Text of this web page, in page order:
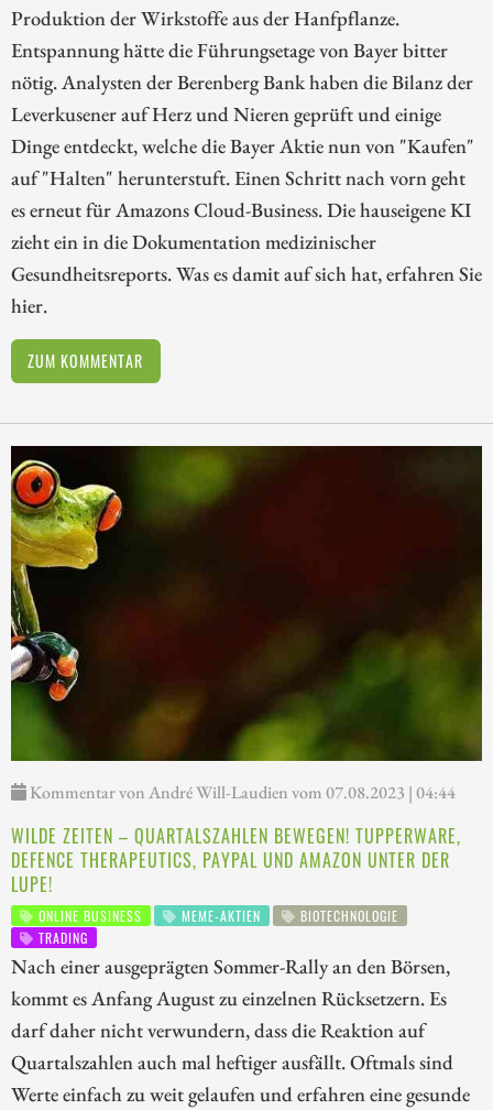
Produktion der Wirkstoffe aus der Hanfpflanze.
Entspannung hätte die Führungsetage von Bayer bitter
nötig. Analysten der Berenberg Bank haben die Bilanz der
Leverkusener auf Herz und Nieren geprüft und einige
Dinge entdeckt, welche die Bayer Aktie nun von "Kaufen"
auf "Halten" herunterstuft. Einen Schritt nach vorn geht
es erneut für Amazons Cloud-Business. Die hauseigene KI
zieht ein in die Dokumentation medizinischer
Gesundheitsreports. Was es damit auf sich hat, erfahren Sie
hier.
ZUM KOMMENTAR
Kommentar von André Will-Laudien vom 07.08.2023 | 04:44
WILDE ZEITEN – QUARTALSZAHLEN BEWEGEN! TUPPERWARE,
DEFENCE THERAPEUTICS, PAYPAL UND AMAZON UNTER DER
LUPE!
ONLINE BUSINESS MEME-AKTIEN
BIOTECHNOLOGIE
TRADING
Nach einer ausgeprägten Sommer-Rally an den Börsen,
kommt es Anfang August zu einzelnen Rücksetzern. Es
darf daher nicht verwundern, dass die Reaktion auf
Quartalszahlen auch mal heftiger ausfällt. Oftmals sind
Werte einfach zu weit gelaufen und erfahren eine gesunde